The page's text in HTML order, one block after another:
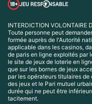
INTERDICTION VOLONTAIRE
Toute personne peut
formée auprès de l'Autorité
applicable dans les casinos,
de paris en ligne exploités par
le site de jeux de loterie en
que sur les bornes de jeux
par les opérateurs titulaires
des jeux et le Pari mutuel
durée qui ne peut être
tacitement.